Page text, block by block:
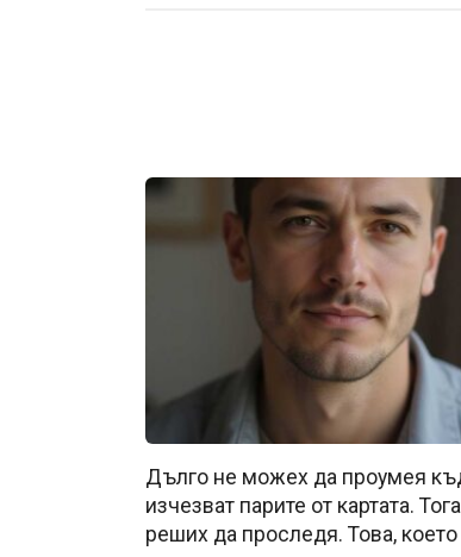
Дълго не можех да проумея
изчезват парите от картата.
реших да проследя. Това, което